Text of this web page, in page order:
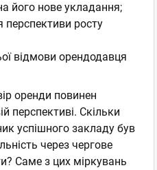
його нове укладання;
перспективи росту
відмови орендодавця
оренди повинен
перспективі. Скільки
успішного закладу був
через чергове
Саме з цих міркувань